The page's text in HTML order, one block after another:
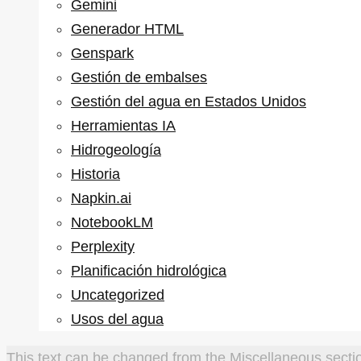
Gemini
Generador HTML
Genspark
Gestión de embalses
Gestión del agua en Estados Unidos
Herramientas IA
Hidrogeología
Historia
Napkin.ai
NotebookLM
Perplexity
Planificación hidrológica
Uncategorized
Usos del agua
This text can be changed from the Miscellaneous